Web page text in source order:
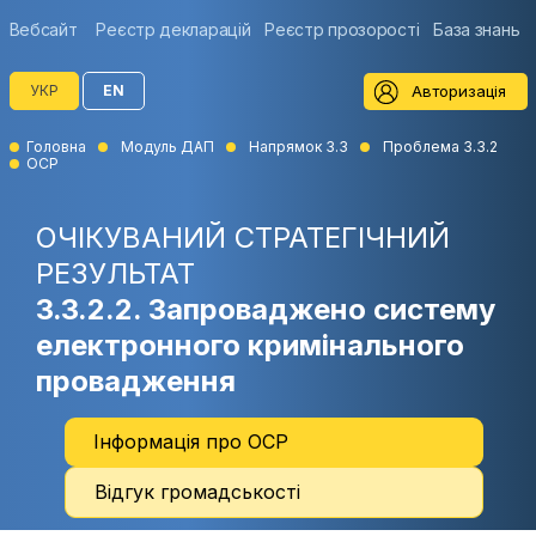
Вебсайт Реєстр декларацій Реєстр прозорості База знань
УКР EN Авторизація
Головна Модуль ДАП Напрямок 3.3
Проблема 3.3.2
ОСР
ОЧІКУВАНИЙ СТРАТЕГІЧНИЙ
РЕЗУЛЬТАТ
3.3.2.2. Запроваджено систему
електронного кримінального
провадження
Інформація про ОСР
Відгук громадськості